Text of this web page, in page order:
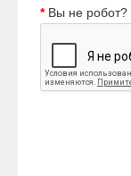
Вы не робот?